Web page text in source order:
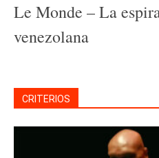
Le Monde – La
venezolana
CRITERIOS